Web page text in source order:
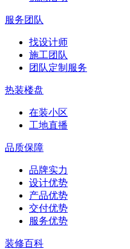
服务团队
找设计师
施工团队
团队定制服务
热装楼盘
在装小区
工地直播
品质保障
品牌实力
设计优势
产品优势
交付优势
服务优势
装修百科